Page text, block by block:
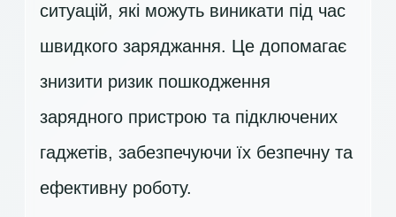
ситуацій, які можуть виникати під час
швидкого заряджання. Це допомагає
знизити ризик пошкодження
зарядного пристрою та підключених
гаджетів, забезпечуючи їх безпечну та
ефективну роботу.